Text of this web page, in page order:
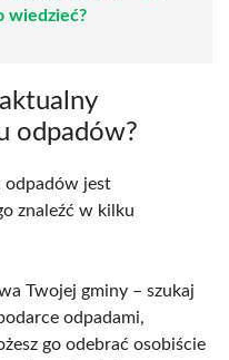
wiedzieć?
odpadów?
odpadów jest
znaleźć w kilku
Twojej gminy – szukaj
odpadami,
go odebrać osobiście